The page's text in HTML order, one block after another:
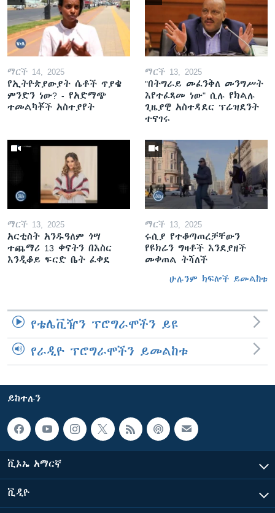
ማርች 14, 2025
የኢትዮጵያውያት ሴቶች ጥያቄ
ምንድን ነው? - የአድማጭ
ተመልካቾች አስተያየት
ማርች 13, 2025
"በትግራይ መፈንቅለ መንግሥት
እየተፈጸመ ነው" ሲሉ የክልሉ
ጊዜያዊ አስተዳደር ፕሬዝደንት
ተናገሩ
ማርች 13, 2025
አርቲስት አንዱዓለም ጎሣ
ተጨማሪ 13 ቀናትን በእስር
እንዲቆይ ፍርድ ቤት ፈቀደ
ማርች 13, 2025
ሩሲያ የተቆጣጠረቻቸውን
የዩክሬን ግዛቶች እንደያዘች
መቀጠል ትሻለች
ሁሉንም ክፍሎች ይመልከቱ
የቴሌቪዥን ፕሮግራሞችን ይዩ
የራዲዮ ፕሮግራሞችን ይመልከቱ
ይከተሉን
ቪኦኤ አማርኛ
ቪዲዮ